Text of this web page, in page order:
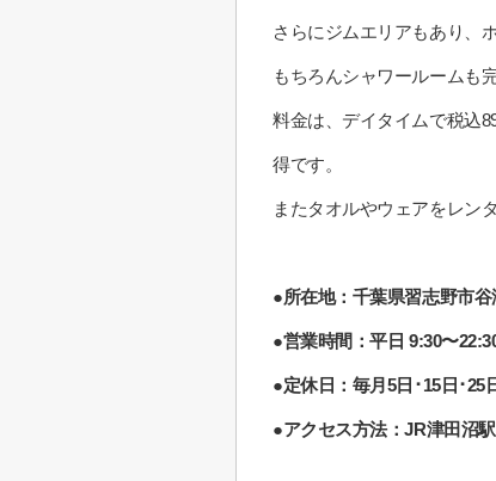
さらにジムエリアもあり、
もちろんシャワールームも
料金は、デイタイムで税込
得です。
またタオルやウェアをレン
●所在地：千葉県習志野市
●営業時間：平日 9:30〜
●定休日：毎月5日･15日･25
●アクセス方法：JR津田沼